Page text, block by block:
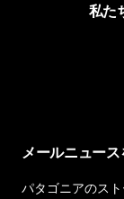
私た
メールニュー
パタゴニアのス